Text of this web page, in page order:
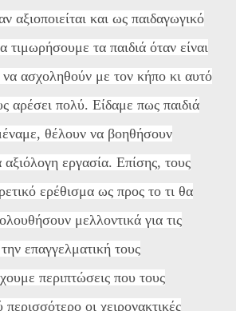
αξιοποιείται και ως παιδαγωγικό
τιμωρήσουμε τα παιδιά όταν είναι
ασχοληθούν με τον κήπο κι αυτό
αρέσει πολύ. Είδαμε πως παιδιά
θέλουν να βοηθήσουν
αξιόλογη εργασία. Επίσης, τους
ερέθισμα ως προς το τι θα
μελλοντικά για τις
επαγγελματική τους
περιπτώσεις που τους
οι χειρονακτικές